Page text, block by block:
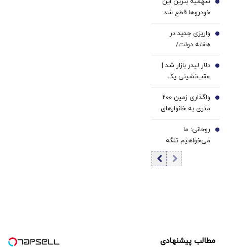
یا تأیید کن، نظر
خودم را خواسته‌اند
امنیت ملی
خودروها قطع شد
3
واریزی جدید در
هفته دولت/
سهامداران عدالت
بخوانند
4
دلار لیدر بازار شد |
عقب‌نشینی یک
کاناله قیمت طلا |
سکه ۱۸۶ میلیون
تومان شد
5
واگذاری زمین ۲۰۰
متری به خانوارهای
داری سه فرزند/
شرایط اعلام شد
6
روحانی: ما
می‌خواهیم تنگه
هرمز، تنگه جنگ
نباشد | چرا کویت و
7
مطالب پیشنهادی